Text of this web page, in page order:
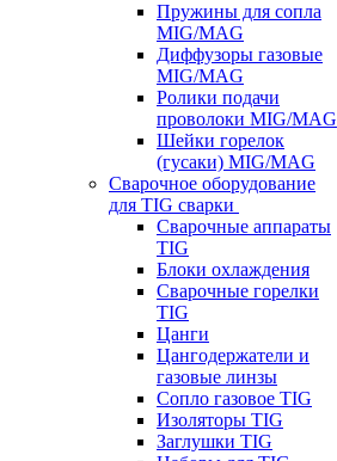
Пружины для сопла
MIG/MAG
Диффузоры газовые
MIG/MAG
Ролики подачи
проволоки MIG/MAG
Шейки горелок
(гусаки) MIG/MAG
Сварочное оборудование
для TIG сварки
Сварочные аппараты
TIG
Блоки охлаждения
Сварочные горелки
TIG
Цанги
Цангодержатели и
газовые линзы
Сопло газовое TIG
Изоляторы TIG
Заглушки TIG